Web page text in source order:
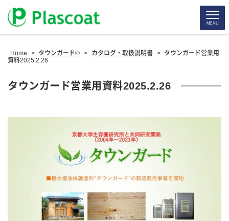
MENU
Home > タウンガード® > カタログ・取扱説明書 > タウンガード営業用
資料2025.2.26
タウンガード営業用資料2025.2.26